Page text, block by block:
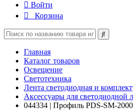
Войти
Корзина
Главная
Каталог товаров
Освещение
Светотехника
Лента светодиодная и
Аксессуары для светодиодной
044334 | Профиль PDS-SM-